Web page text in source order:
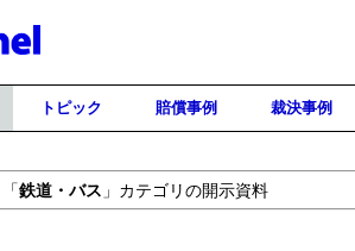
トピック 賠償事例 裁決事例
「鉄道・バス 」カテゴリの開示資料